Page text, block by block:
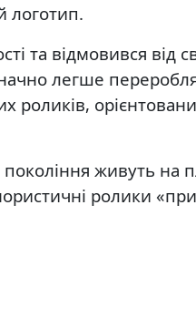
логотип.
та відмовився від
легше
роликів,
живуть на
ролики